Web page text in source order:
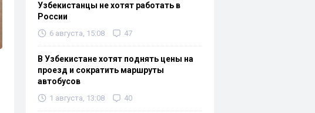
Узбекистанцы не хотят работать в
России
6 августа, 15:08 47
В Узбекистане хотят поднять цены на
проезд и сократить маршруты
автобусов
1 августа, 13:08 40